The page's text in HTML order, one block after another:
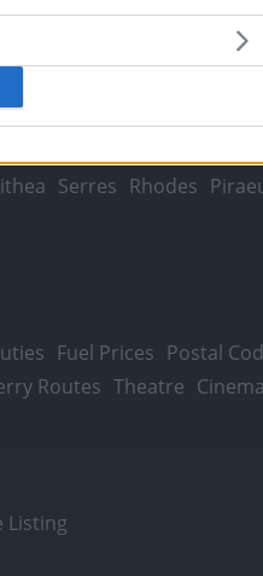
& Plumbing Services
Serres Rhodes
Fuel Prices Postal
Routes Theatre
Listing